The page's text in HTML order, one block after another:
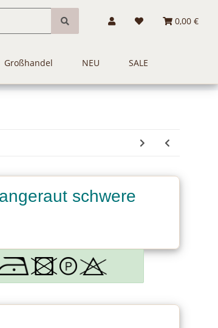
0,00 €
Großhandel NEU SALE
schwere